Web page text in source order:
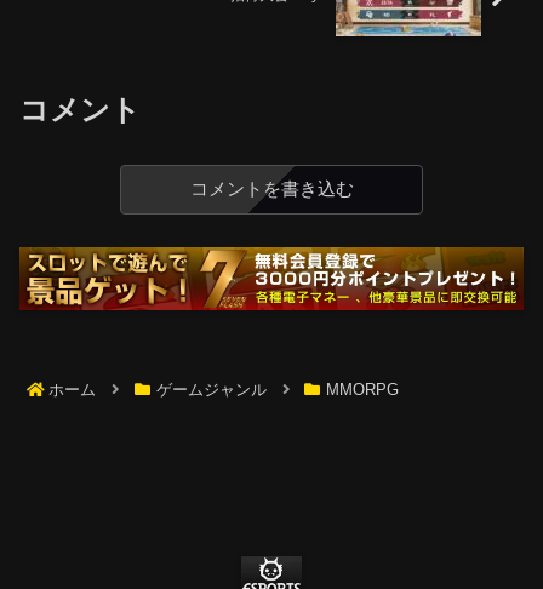
コメント
コメントを書き込む
ホーム ゲームジャンル MMORPG